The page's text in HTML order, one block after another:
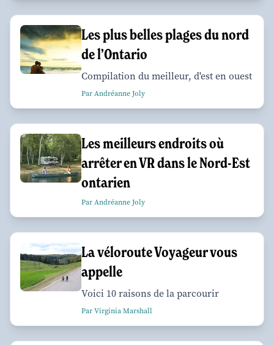
Les plus belles plages du nord
de l’Ontario
Compilation du meilleur, d'est en ouest
Par Andréanne Joly
Les meilleurs endroits où
arrêter en VR dans le Nord-Est
ontarien
Par Andréanne Joly
La véloroute Voyageur vous
appelle
Voici 10 raisons de la parcourir
Par Virginia Marshall